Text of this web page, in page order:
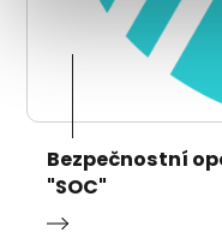
Bezpečnostní
"SOC"